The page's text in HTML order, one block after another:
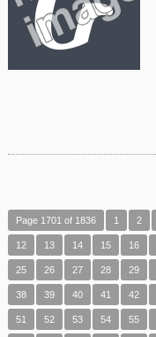
Page 1701 of 1836 1 2
12 13 14 15 16
25 26 27 28 29
38 39 40 41 42
51 52 53 54 55